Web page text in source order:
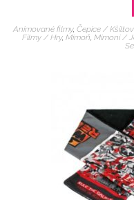
Animované filmy, Čepice /
Filmy / Hry, Mimoň Mimoni /